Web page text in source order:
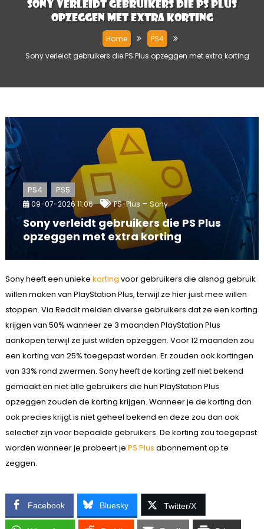
Sony verleidt gebruikers die PS Plus
opzeggen met extra korting
Home
PS4
Sony verleidt gebruikers die PS Plus opzeggen met extra korting
PS4 PS5
09-07-2026 11:06 PS-Plus - Sony
Sony verleidt gebruikers die PS Plus
opzeggen met extra korting
Sony heeft een unieke korting voor gebruikers die alsnog gebruik
willen maken van PlayStation Plus, terwijl ze hier juist mee willen
stoppen. Via Reddit melden diverse gebruikers dat ze een korting
krijgen van 50% wanneer ze 3 maanden PlayStation Plus
aankopen terwijl ze juist wilden opzeggen. Voor 12 maanden zou
een korting van 25% toegepast worden. Er zouden ook kortingen
van 33% rond zwermen. Sony heeft de korting zelf niet bekend
gemaakt en niet alle gebruikers die hun PlayStation Plus
opzeggen zouden de korting krijgen. Wanneer je de korting dan
ook precies krijgt is niet geheel bekend en deze zou dan ook
selectief zijn voor bepaalde gebruikers. De korting zou toegepast
worden wanneer je probeert je PS Plus abonnement op te
zeggen.
Facebook Bluesky Twitter/X